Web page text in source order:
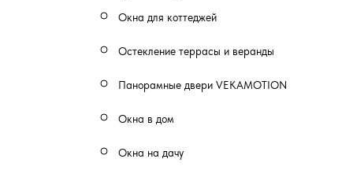
Окна для коттеджей
Остекление террасы и веранды
Панорамные двери VEKAMOTION
Окна в дом
Окна на дачу